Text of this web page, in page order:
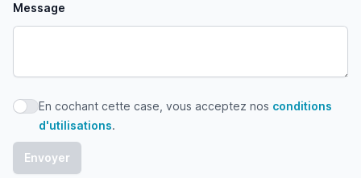
Message
En cochant cette case, vous acceptez nos conditions
En cochant cette case, vous acceptez nos conditions
d'utilisations.